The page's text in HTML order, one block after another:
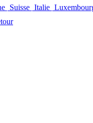
Suisse Italie